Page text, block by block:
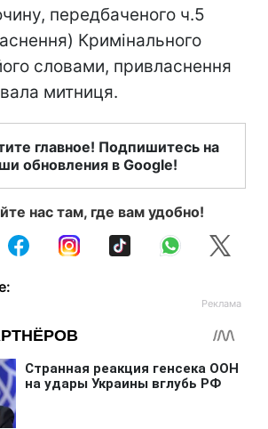
передбаченого ч.5
Кримінального
словами, привласнення
митниця.
главное! Подпишитесь на
обновления в Google!
нас там, где вам удобно!